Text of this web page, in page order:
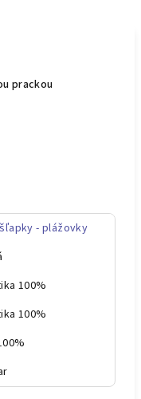
prackou
- plážovky
100%
100%